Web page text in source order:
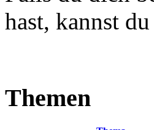
hast, kannst
Themen